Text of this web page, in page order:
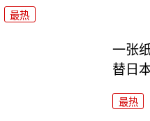
最热
一张
替日本
最热